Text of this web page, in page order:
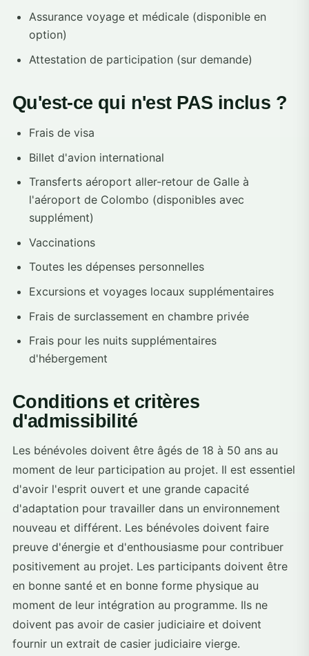
Assurance voyage et médicale (disponible en
option)
Attestation de participation (sur demande)
Qu'est-ce qui n'est PAS inclus ?
Frais de visa
Billet d'avion international
Transferts aéroport aller-retour de Galle à
l'aéroport de Colombo (disponibles avec
supplément)
Vaccinations
Toutes les dépenses personnelles
Excursions et voyages locaux supplémentaires
Frais de surclassement en chambre privée
Frais pour les nuits supplémentaires
d'hébergement
Conditions et critères
d'admissibilité
Les bénévoles doivent être âgés de 18 à 50 ans au
moment de leur participation au projet. Il est essentiel
d'avoir l'esprit ouvert et une grande capacité
d'adaptation pour travailler dans un environnement
nouveau et différent. Les bénévoles doivent faire
preuve d'énergie et d'enthousiasme pour contribuer
positivement au projet. Les participants doivent être
en bonne santé et en bonne forme physique au
moment de leur intégration au programme. Ils ne
doivent pas avoir de casier judiciaire et doivent
fournir un extrait de casier judiciaire vierge.